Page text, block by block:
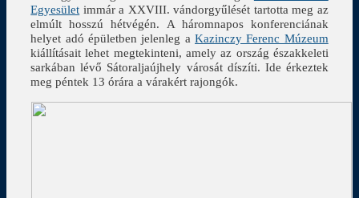
Egyesület immár a XXVIII. vándorgyűlését tartotta meg az
elmúlt hosszú hétvégén. A háromnapos konferenciának
helyet adó épületben jelenleg aKazinczy Ferenc Múzeum
kiállításait lehet megtekinteni, amely az ország északkeleti
sarkában lévő Sátoraljaújhely városát díszíti. Ide érkeztek
meg péntek 13 órára a várakért rajongók.